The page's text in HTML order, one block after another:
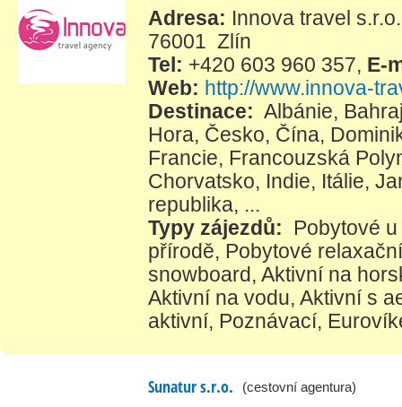
Adresa: Innova travel
76001 Zlín
Tel: +420 603 960 357, E-
Web: http://www.innova-
Destinace: Albánie,
Hora, Česko, Čína,
Francie, Francouzská
Chorvatsko, Indie, Itálie,
republika, ...
Typy zájezdů:
Pobytové
přírodě, Pobytové
snowboard, Aktivní na
Aktivní na vodu, Aktivní s
aktivní, Poznávací,
Sunatur s.r.o. (cestovní agentura)